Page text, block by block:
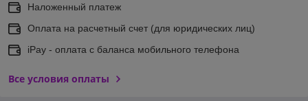
Наложенный платеж
Оплата на расчетный счет (для юридических лиц)
iPay - оплата с баланса мобильного телефона
Все условия оплаты